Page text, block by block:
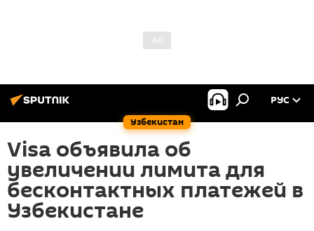
Узбекистан
РУС
Visa объявила об
увеличении лимита для
бесконтактных платежей в
Узбекистане